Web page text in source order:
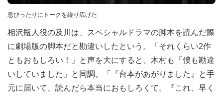
息ぴったりにトークを繰り広げた
相沢瓶人役の及川は、スペシャルドラマの脚本を読んだ際
に劇場版の脚本だと勘違いしたという。「それくらい2作
ともおもしろい！」と声を大にすると、木村も「僕も勘違
いしていました」と同調。「『台本があがりました』と手
元に届いて、読んだら本当におもしろくて。『これ、早く